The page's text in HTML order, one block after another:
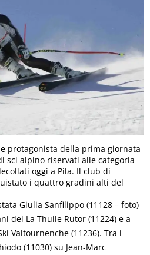
protagonista della prima giornata
sci alpino riservati alle categoria
oggi a Pila. Il club di
i quattro gradini alti del
Giulia Sanfilippo (11128 – foto)
La Thuile Rutor (11224) e a
Valtournenche (11236). Tra i
(11030) su Jean-Marc